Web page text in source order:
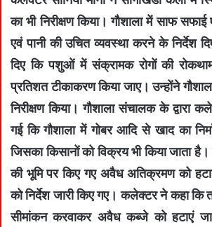
का भी निरीक्षण किया। गौशाला में साफ
एवं पानी की उचित व्यवस्था करने के निर्देश
दिए कि पशुओं में संक्रामक रोगों की
प्रतिशत टीकाकरण किया जाए। उन्होंने
निरीक्षण किया। गौशाला संचालक के द्वारा
गई कि गौशाला में गोबर आदि से खाद का
जिसका किसानों को विक्रय भी किया जाता है।
की भूमि पर किए गए अवैध अतिक्रमण को
को निर्देश जारी किए गए। कलेक्‍टर ने कहा कि
सीमांकन करवाकर अवैध कब्जे को हटाएं